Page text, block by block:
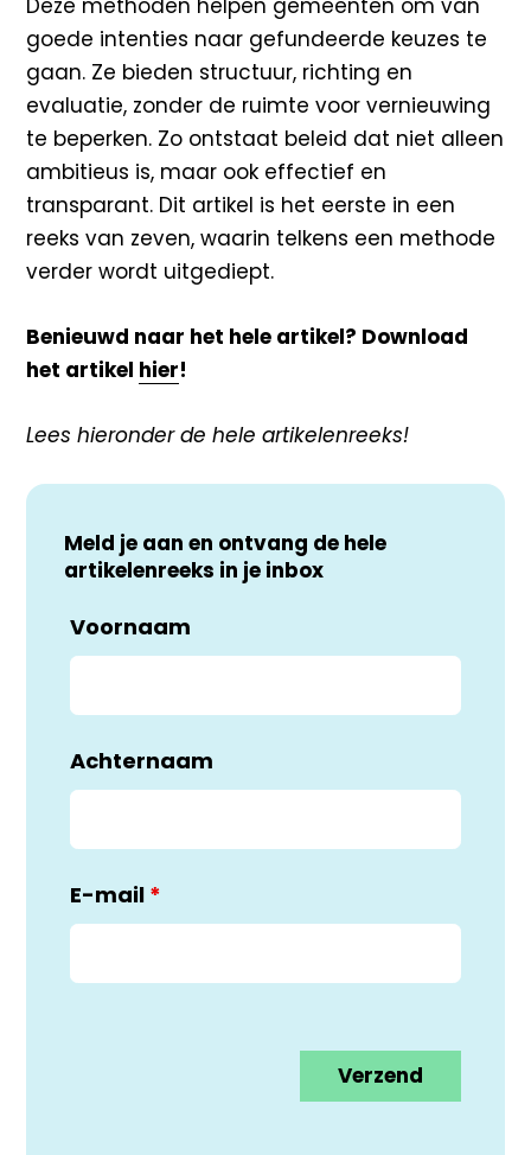
goede intenties naar gefundeerde keuzes te
gaan. Ze bieden structuur, richting en
evaluatie, zonder de ruimte voor vernieuwing
te beperken. Zo ontstaat beleid dat niet alleen
ambitieus is, maar ook effectief en
transparant. Dit artikel is het eerste in een
reeks van zeven,waarin telkens een methode
verder wordt uitgediept.
Benieuwd naar het hele artikel? Download
het artikel hier!
Lees hieronder de hele artikelenreeks!
Meld je aan en ontvang de hele
artikelenreeks in je inbox
Voornaam
Achternaam
E-mail *